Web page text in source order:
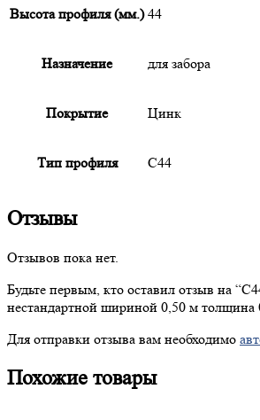
Высота профиля (мм.) 44
Назначение для забора
Покрытие Цинк
Тип профиля С44
Отзывы
Отзывов пока нет.
Будьте первым, кто оставил отзыв на “
нестандартной шириной 0,50 м
Для отправки отзыва вам необходимо
Похожие товары